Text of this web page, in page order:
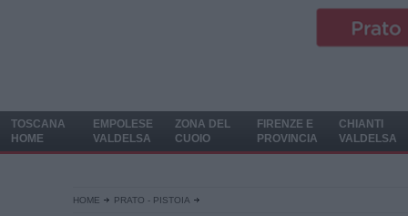
TOSCANA
HOME
EMPOLESE
VALDELSA
ZONA DEL
CUOIO
FIRENZE E
PROVINCIA
CHIANTI
VALDELSA
HOME PRATO - PISTOIA